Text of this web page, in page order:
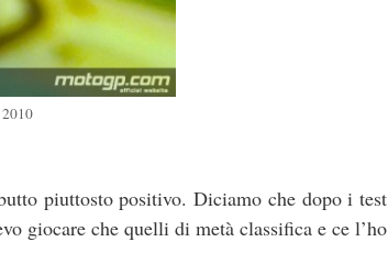
piuttosto positivo. Diciamo che dopo i test
giocare che quelli di metà classifica e ce l’ho